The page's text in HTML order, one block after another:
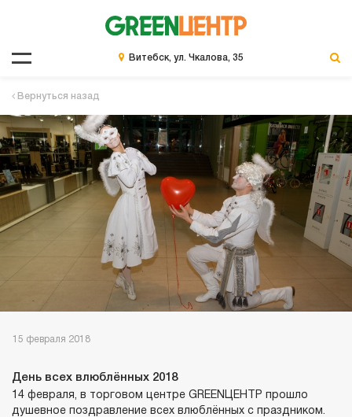
Витебск, ул. Чкалова, 35
Вернуться назад
15 февраля 2018
День всех влюблённых 2018
14 февраля, в торговом центре GREENЦЕНТР прошло
душевное поздравление всех влюблённых с праздником.